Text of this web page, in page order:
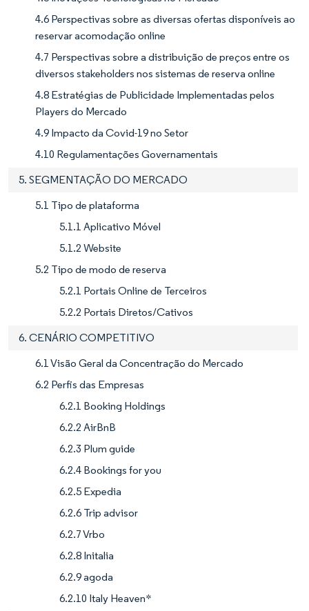
4.6 Perspectivas sobre as diversas ofertas disponíveis ao
reservar acomodação online
4.7 Perspectivas sobre a distribuição de preços entre os
diversos stakeholders nos sistemas de reserva online
4.8 Estratégias de Publicidade Implementadas pelos
Players do Mercado
4.9 Impacto da Covid-19 no Setor
4.10 Regulamentações Governamentais
5. SEGMENTAÇÃO DO MERCADO
5.1 Tipo de plataforma
5.1.1 Aplicativo Móvel
5.1.2 Website
5.2 Tipo de modo de reserva
5.2.1 Portais Online de Terceiros
5.2.2 Portais Diretos/Cativos
6. CENÁRIO COMPETITIVO
6.1 Visão Geral da Concentração do Mercado
6.2 Perfis das Empresas
6.2.1 Booking Holdings
6.2.2 AirBnB
6.2.3 Plum guide
6.2.4 Bookings for you
6.2.5 Expedia
6.2.6 Trip advisor
6.2.7 Vrbo
6.2.8 Initalia
6.2.9 agoda
6.2.10 Italy Heaven*